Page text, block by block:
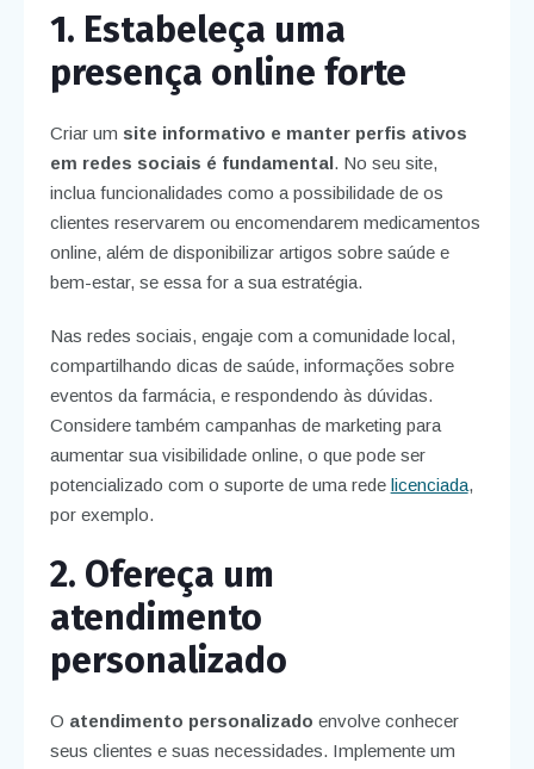
1. Estabeleça uma
presença online forte
Criar um site informativo e manter perfis ativos
em redes sociais é fundamental. No seu site,
inclua funcionalidades como a possibilidade de os
clientes reservarem ou encomendarem medicamentos
online, além de disponibilizar artigos sobre saúde e
bem-estar, se essa for a sua estratégia.
Nas redes sociais, engaje com a comunidade local,
compartilhando dicas de saúde, informações sobre
eventos da farmácia, e respondendo às dúvidas.
Considere também campanhas de marketing para
aumentar sua visibilidade online, o que pode ser
potencializado com o suporte de uma rede licenciada,
por exemplo.
2. Ofereça um
atendimento
personalizado
O atendimento personalizado envolve conhecer
seus clientes e suas necessidades. Implemente um